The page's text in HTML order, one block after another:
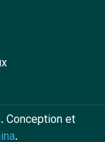
Conception et
.